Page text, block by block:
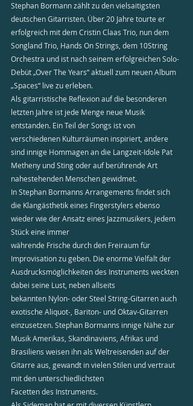
Stephan Bormann zählt zu den vielsaitigsten
deutschen Gitarristen. Über 20 Jahre tourte er
erfolgreich mit dem Cristin Claas Trio, nun dem
Songland Trio, Hands On Strings, dem 10String
Orchestra und ist nach seinem erfolgreichen Solo-
Debüt „Over The Years“ aktuell zum neuen Album
„Spaces“ live zu erleben.
Als gitarristische Reflexion auf die besonderen
letzten Jahre ist jede Menge neue Musik
entstanden. Ein Teil der Songs ist von
verschiedenen Kulturräumen inspiriert, andere
sind innige Hommagen an die Langzeit-Idole Pat
Metheny und Sting oder auf berührende Art
nahestehenden Menschen gewidmet.
In Stephan Bormanns Arrangements findet sich
die Klangästhetik eines Fingerstylers ebenso
wieder wie der Ansatz eines Jazzmusikers, jedem
Stück eine immer
währende Frische durch den Freiraum für
Improvisation zu geben. Die enorme Vielfalt der
Ausdrucksmöglichkeiten des Instruments weckten
dabei seine Lust, neben allseits
bekannten Nylon- oder Steel String-Gitarren auch
exotische Aliquot-, Bariton- und Oktav-Gitarren
einzusetzen. Stephan Bormanns innige Nähe zur
Musik Amerikas, Skandinaviens, Afrikas und
Brasiliens weisen ihn als Weltreisenden auf der
Gitarre aus, gewandt in vielen Stilen und vertraut
mit den unterschiedlichsten
Facetten des Instruments.